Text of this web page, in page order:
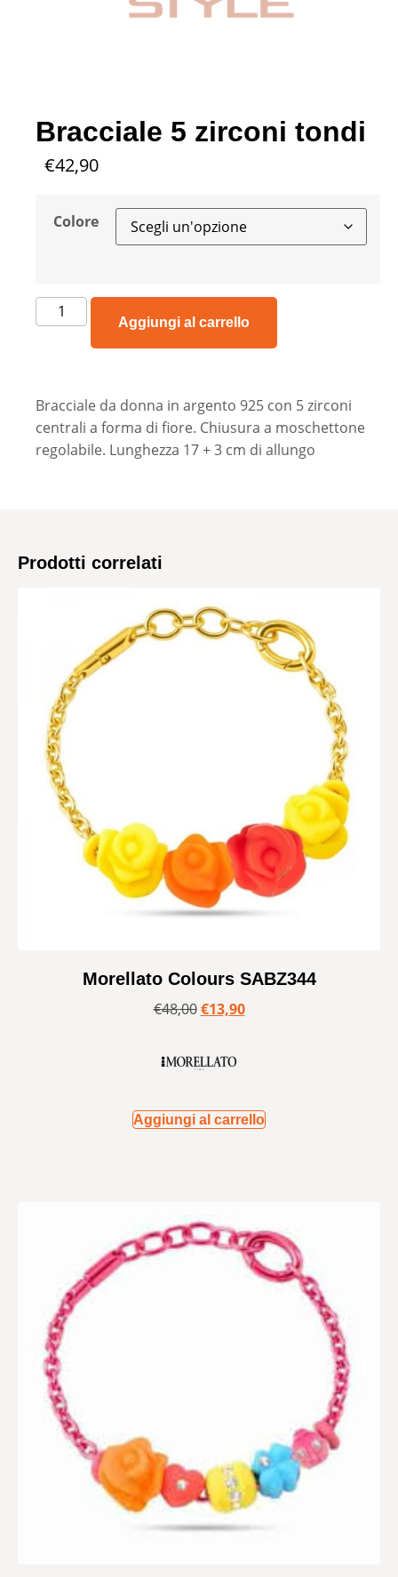
Bracciale 5 zirconi tondi
€42,90
Colore
Aggiungi al carrello
Bracciale da donna in argento 925 con 5 zirconi
centrali a forma di fiore. Chiusura a moschettone
regolabile. Lunghezza 17 + 3 cm di allungo
Prodotti correlati
Morellato Colours SABZ344
€48,00 €13,90
Aggiungi al carrello